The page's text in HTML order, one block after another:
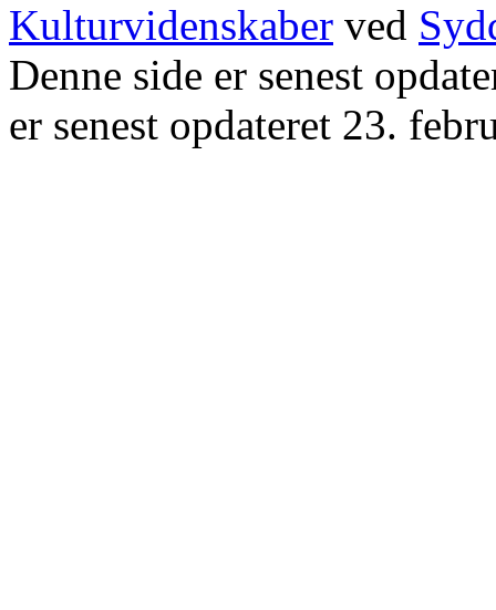
Kulturvidenskaber ved
Denne side er senest
er senest opdateret 23.